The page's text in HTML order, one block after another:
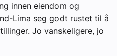
innen eiendom og
Lima seg godt rustet til å
Jo vanskeligere, jo